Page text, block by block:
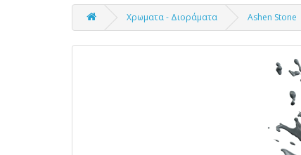
Χρωματα - Διοράματα Ashen Stone